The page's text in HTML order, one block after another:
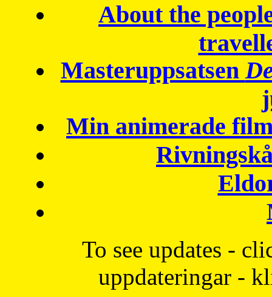
About the
Masteruppsatsen
Min animerade
To see updates -
uppdateringar -